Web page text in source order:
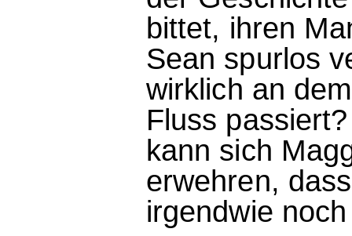
bittet, ihren
Sean spurlos
wirklich an
Fluss
kann sich
erwehren,
irgendwie